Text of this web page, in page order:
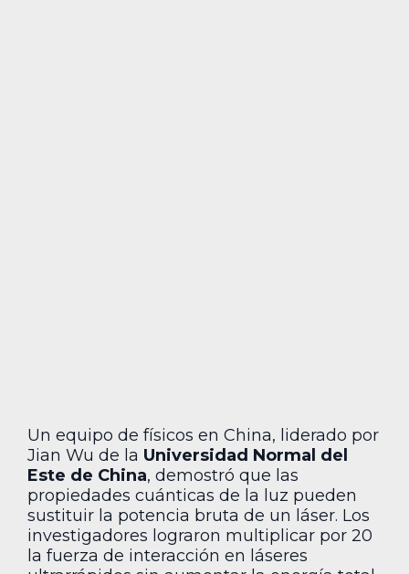
Un equipo de físicos en China, liderado por
Jian Wu de la Universidad Normal del
Este de China, demostró que las
propiedades cuánticas de la luz pueden
sustituir la potencia bruta de un láser. Los
investigadores lograron multiplicar por 20
la fuerza de interacción en láseres